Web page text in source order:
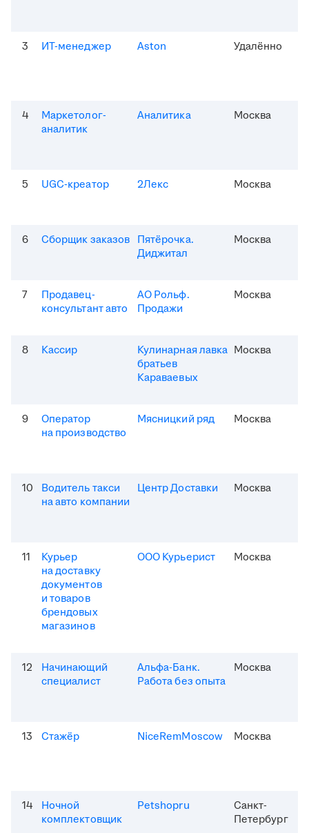
3 ИТ-менеджер Aston Удалённо
4
Маркетолог-
аналитик
Аналитика Москва
5 UGC-креатор 2Лекс Москва
6 Сборщик заказов Пятёрочка.
Диджитал
Москва
7
Продавец-
консультант авто
АО Рольф.
Продажи
Москва
8 Кассир
Кулинарная лавка
братьев
Караваевых
Москва
9
Оператор
на производство
Мясницкий ряд Москва
10
Водитель такси
на авто компании
Центр Доставки Москва
11
Курьер
на доставку
документов
и товаров
брендовых
магазинов
ООО Курьерист Москва
12
Начинающий
специалист
Альфа-Банк.
Работа без опыта
Москва
13 Стажёр NiceRemMoscow Москва
14
Ночной
комплектовщик
Petshopru
Санкт-
Петербург